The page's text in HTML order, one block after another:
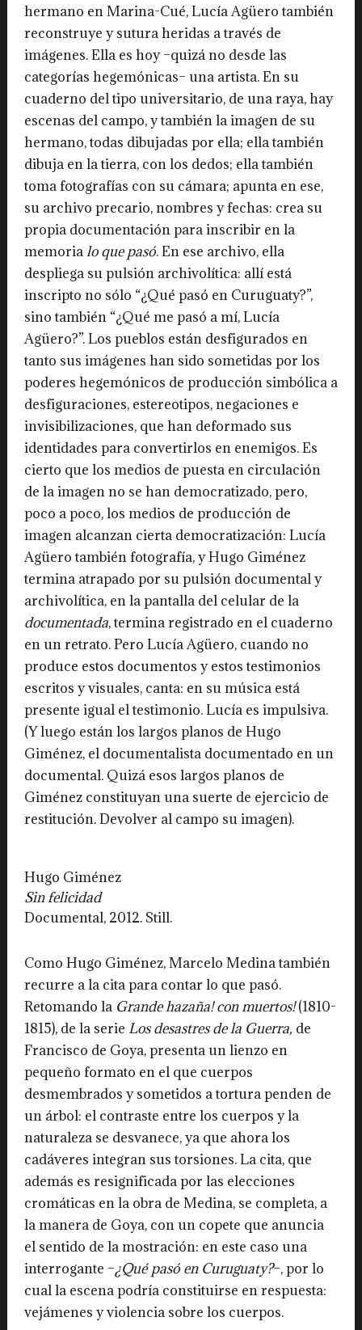
hermano en Marina-Cué, Lucía Agüero también
reconstruye y sutura heridas a través de
imágenes. Ella es hoy –quizá no desde las
categorías hegemónicas– una artista. En su
cuaderno del tipo universitario, de una raya, hay
escenas del campo, y también la imagen de su
hermano, todas dibujadas por ella; ella también
dibuja en la tierra, con los dedos; ella también
toma fotografías con su cámara; apunta en ese,
su archivo precario, nombres y fechas: crea su
propia documentación para inscribir en la
memorialo que pasó. En ese archivo, ella
despliega su pulsión archivolítica: allí está
inscripto no sólo “¿Qué pasó en Curuguaty?”,
sino también “¿Qué me pasó a mí, Lucía
Agüero?”. Los pueblos están desfigurados en
tanto sus imágenes han sido sometidas por los
poderes hegemónicos de producción simbólica a
desfiguraciones, estereotipos, negaciones e
invisibilizaciones, que han deformado sus
identidades para convertirlos en enemigos. Es
cierto que los medios de puesta en circulación
de la imagen no se han democratizado, pero,
poco a poco, los medios de producción de
imagen alcanzan cierta democratización: Lucía
Agüero también fotografía, y Hugo Giménez
termina atrapado por su pulsión documental y
archivolítica, en la pantalla del celular de la
documentada, termina registrado en el cuaderno
en un retrato. Pero Lucía Agüero, cuando no
produce estos documentos y estos testimonios
escritos y visuales, canta: en su música está
presente igual el testimonio. Lucía es impulsiva.
(Y luego están los largos planos de Hugo
Giménez, el documentalista documentado en un
documental. Quizá esos largos planos de
Giménez constituyan una suerte de ejercicio de
restitución. Devolver al campo su imagen).
Hugo Giménez
Sin felicidad
Documental, 2012. Still.
Como Hugo Giménez, Marcelo Medina también
recurre a la cita para contar lo que pasó.
Retomando la Grande hazaña! con muertos!(1810-
1815), de la serie Los desastres de la Guerra, de
Francisco de Goya, presenta un lienzo en
pequeño formato en el que cuerpos
desmembrados y sometidos a tortura penden de
un árbol: el contraste entre los cuerpos y la
naturaleza se desvanece, ya que ahora los
cadáveres integran sus torsiones. La cita, que
además es resignificada por las elecciones
cromáticas en la obra de Medina, se completa, a
la manera de Goya, con un copete que anuncia
el sentido de la mostración: en este caso una
interrogante –¿Qué pasó en Curuguaty?–, por lo
cual la escena podría constituirse en respuesta:
vejámenes y violencia sobre los cuerpos.